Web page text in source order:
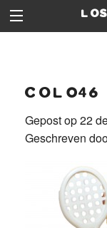
col046
Gepost op 22
Geschreven